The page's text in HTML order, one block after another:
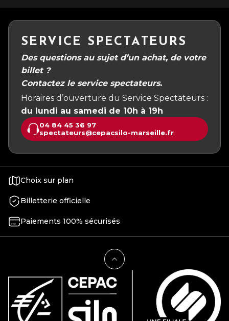
SERVICE SPECTATEURS
Des questions au sujet d’un achat, de votre
billet ?
Contactez le service spectateurs.
Horaires d’ouverture du Service Spectateurs :
du lundi au samedi de 10h à 19h
04 84 45 36 97
spectateurs@cepacsilo-marseille.fr
Choix sur plan
Billetterie officielle
Paiements 100% sécurisés